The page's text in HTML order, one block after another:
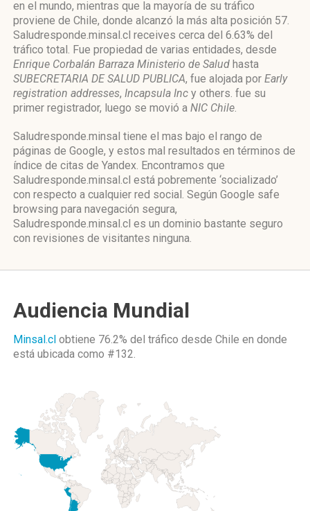
en el mundo, mientras que la mayoría de su tráfico
proviene de Chile, donde alcanzó la más alta posición 57.
Saludresponde.minsal.cl receives cerca del 6.63% del
tráfico total. Fue propiedad de varias entidades, desde
Enrique Corbalán Barraza Ministerio de Salud hasta
SUBECRETARIA DE SALUD PUBLICA, fue alojada por Early
registration addresses, Incapsula Inc y others. fue su
primer registrador, luego se movió a NIC Chile.
Saludresponde.minsal tiene el mas bajo el rango de
páginas de Google, y estos mal resultados en términos de
índice de citas de Yandex. Encontramos que
Saludresponde.minsal.cl está pobremente ‘socializado’
con respecto a cualquier red social. Según Google safe
browsing para navegación segura,
Saludresponde.minsal.cl es un dominio bastante seguro
con revisiones de visitantes ninguna.
Audiencia Mundial
Minsal.cl obtiene 76.2% del tráfico desde Chile en donde
está ubicada como #132.